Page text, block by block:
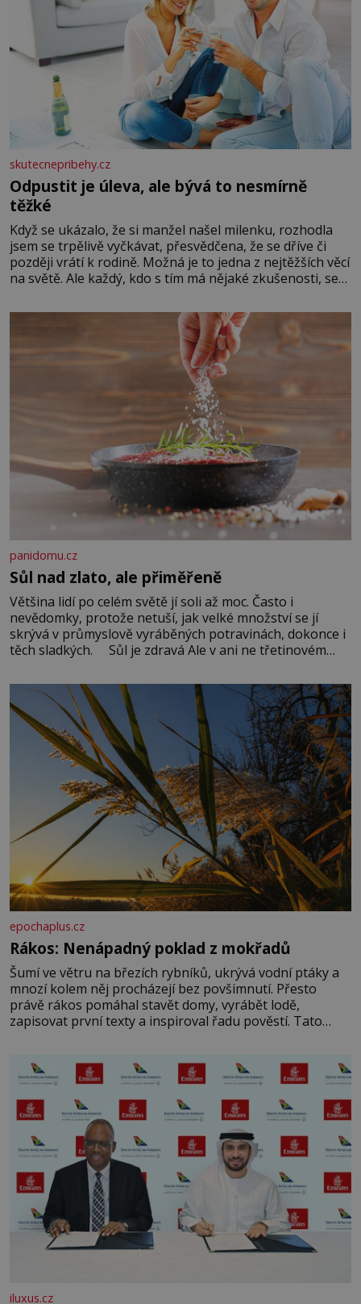
skutecnepribehy.cz
Odpustit je úleva, ale bývá to nesmírně
těžké
Když se ukázalo, že si manžel našel milenku, rozhodla
jsem se trpělivě vyčkávat, přesvědčena, že se dříve či
později vrátí k rodině. Možná je to jedna z nejtěžších věcí
na světě. Ale každý, kdo s tím má nějaké zkušenosti, se
Když se ke mně doneslo, že si manžel pořídil milenku,
panidomu.cz
Sůl nad zlato, ale přiměřeně
Většina lidí po celém světě jí soli až moc. Často i
nevědomky, protože netuší, jak velké množství se jí
skrývá v průmyslově vyráběných potravinách, dokonce i
těch sladkých. Sůl je zdravá Ale v ani ne třetinovém
základní složky– sodík a chlór – jsou zásadní pro
správné hospodaření
epochaplus.cz
Rákos: Nenápadný poklad z mokřadů
Šumí ve větru na březích rybníků, ukrývá vodní ptáky a
mnozí kolem něj procházejí bez povšimnutí. Přesto
právě rákos pomáhal stavět domy, vyrábět lodě,
zapisovat první texty a inspiroval řadu pověstí. Tato
letního koupání. Stačí se však podívat
iluxus.cz